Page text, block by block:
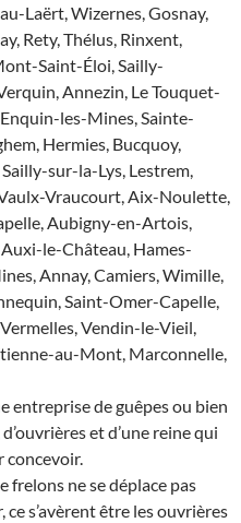
Laërt, Wizernes, Gosnay,
Rety, Thélus, Rinxent,
Saint-Éloi, Sailly-
Annezin, Le Touquet-
les-Mines, Sainte-
Hermies, Bucquoy,
sur-la-Lys, Lestrem,
Vraucourt, Aix-Noulette,
Aubigny-en-Artois,
Auxi-le-Château, Hames-
Annay, Camiers, Wimille,
Saint-Omer-Capelle,
Vendin-le-Vieil,
au-Mont, Marconnelle,
entreprise de guêpes ou bien
et d’une reine qui
concevoir.
frelons ne se déplace pas
s’avèrent être les ouvrières